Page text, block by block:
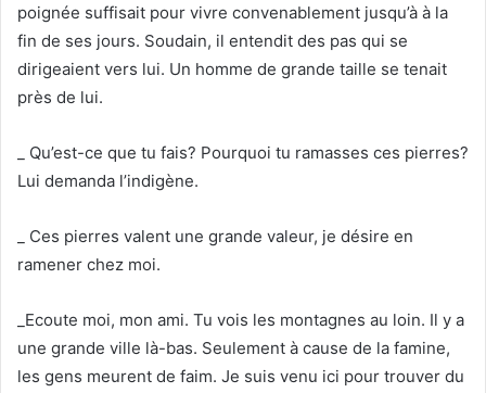
poignée suffisait pour vivre convenablement jusqu’à à la
fin de ses jours. Soudain, il entendit des pas qui se
dirigeaient vers lui. Un homme de grande taille se tenait
près de lui.
_ Qu’est-ce que tu fais? Pourquoi tu ramasses ces pierres?
Lui demanda l’indigène.
_ Ces pierres valent une grande valeur, je désire en
ramener chez moi.
_Ecoute moi, mon ami. Tu vois les montagnes au loin. Il y a
une grande ville là-bas. Seulement à cause de la famine,
les gens meurent de faim. Je suis venu ici pour trouver du